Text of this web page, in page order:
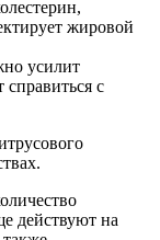
жировой
усилит
с
действуют на